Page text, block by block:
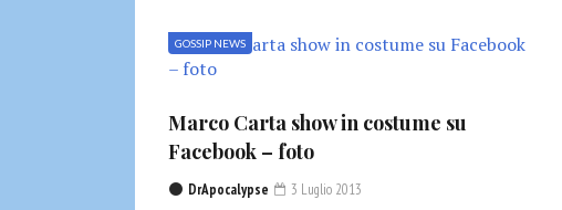
GOSSIP NEWS
Marco Carta show in costume su
Facebook – foto
DrApocalypse 3 Luglio 2013